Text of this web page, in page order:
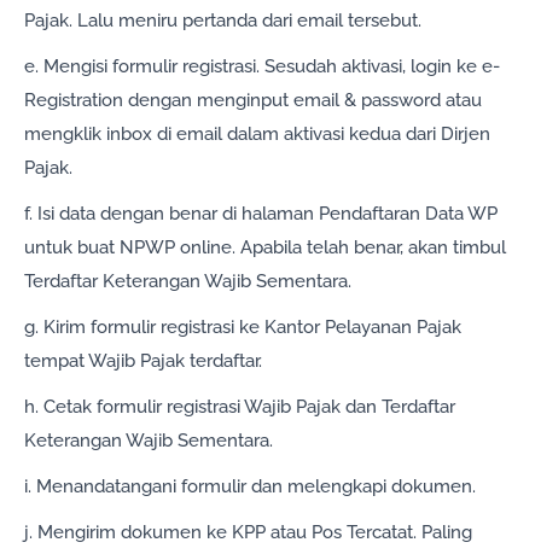
Pajak. Lalu meniru pertanda dari email tersebut.
e. Mengisi formulir registrasi. Sesudah aktivasi, login ke e-
Registration dengan menginput email & password atau
mengklik inbox di email dalam aktivasi kedua dari Dirjen
Pajak.
f. Isi data dengan benar di halaman Pendaftaran Data WP
untuk buat NPWP online. Apabila telah benar, akan timbul
Terdaftar Keterangan Wajib Sementara.
g. Kirim formulir registrasi ke Kantor Pelayanan Pajak
tempat Wajib Pajak terdaftar.
h. Cetak formulir registrasi Wajib Pajak dan Terdaftar
Keterangan Wajib Sementara.
i. Menandatangani formulir dan melengkapi dokumen.
j. Mengirim dokumen ke KPP atau Pos Tercatat. Paling